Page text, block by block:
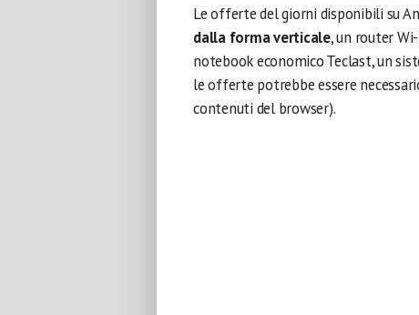
Le offerte del giorni disponibili su
dalla forma verticale, un router
notebook economico Teclast, un
le offerte potrebbe essere
contenuti del browser).